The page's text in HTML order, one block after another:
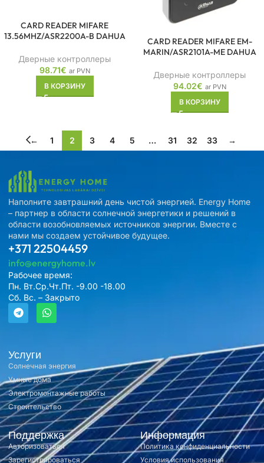
CARD READER MIFARE
13.56MHZ/ASR2200A-B DAHUA
Дверные контроллеры
98.71€ ar PVN
В КОРЗИНУ
CARD READER MIFARE EM-
MARIN/ASR2101A-ME DAHUA
Дверные контроллеры
94.02€ ar PVN
В КОРЗИНУ
← 1 2 3 4 5 … 31 32 33 →
Услуги
Солнечная энергия
Умные дома
Электромонтажные работы
Строительство
Поддержка
Авторизоваться
Зарегистрироваться
Информация
Политика конфиденциальности
Условия использования
Наполните завтрашний день чистой энергией. Energy Home
– партнер в области солнечной энергетики и решений в
области возобновляемых источников энергии. Вместе с
нами мы создаем устойчивое будущее.
+371 22504459
info@energyhome.lv
Рабочее время:
Пн. Вт.Ср.Чт.Пт. -9.00 -18.00
Сб. Вс. – Закрыто